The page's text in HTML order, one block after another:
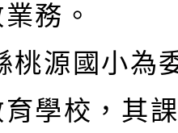
務。
源國小為
學校，其